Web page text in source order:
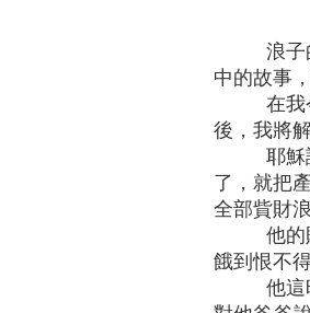
浪
中的故事
在
後，我將
耶
了，就把
全部貲財
他
餓到恨不
他這